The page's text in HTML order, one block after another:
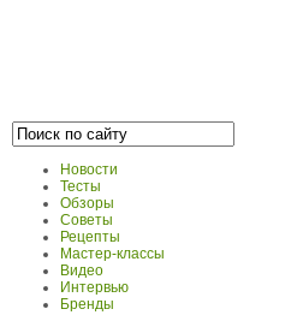
Новости
Тесты
Обзоры
Советы
Рецепты
Мастер-классы
Видео
Интервью
Бренды